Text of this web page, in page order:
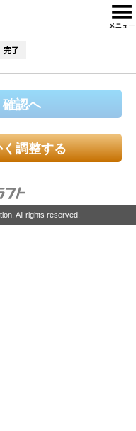
完了
確認へ
調整する
All rights reserved.